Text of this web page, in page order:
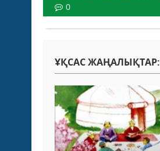
0
ҰҚСАС ЖАҢАЛЫҚТАР: